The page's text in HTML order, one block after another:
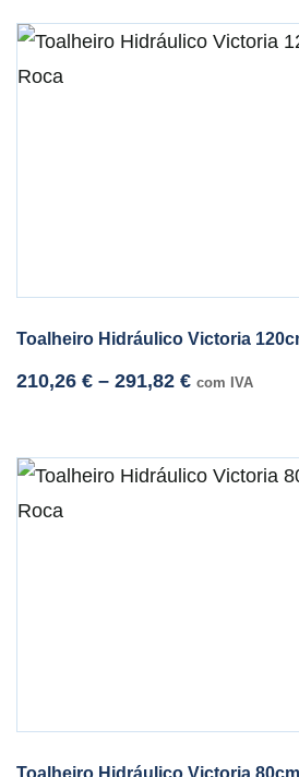
Toalheiro Hidráulico Victoria
210,26 € – 291,82 € com IVA
Toalheiro Hidráulico Victoria